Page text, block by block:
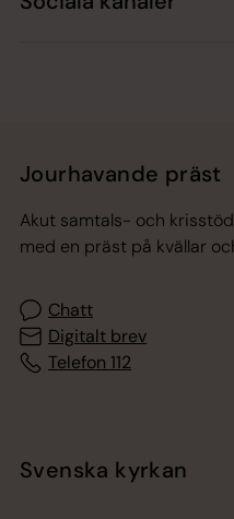
Jourhavande präst
Akut samtals- och
med en präst på kvällar
Chatt
Digitalt brev
Telefon 112
Svenska kyrkan